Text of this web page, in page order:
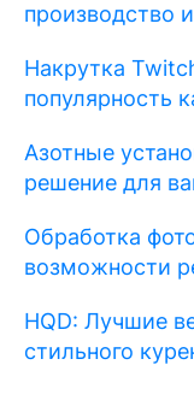
производство
Накрутка
популярность
Азотные
решение для
Обработка
возможности
HQD: Лучшие
стильного